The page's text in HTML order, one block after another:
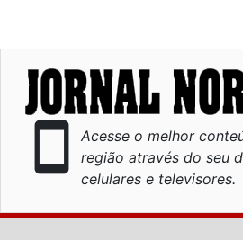
smartphone
Acesse o melhor
região através do seu
celulares e televisores.